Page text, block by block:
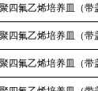
聚四氟乙烯培养皿（带
聚四氟乙烯培养皿（带
聚四氟乙烯培养皿（带